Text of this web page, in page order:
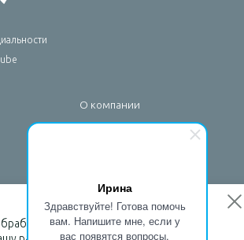
Ирина
Здравствуйте! Готова помочь
вам. Напишите мне, если у
вас появятся вопросы.
О компании
файлы cookies, чтобы